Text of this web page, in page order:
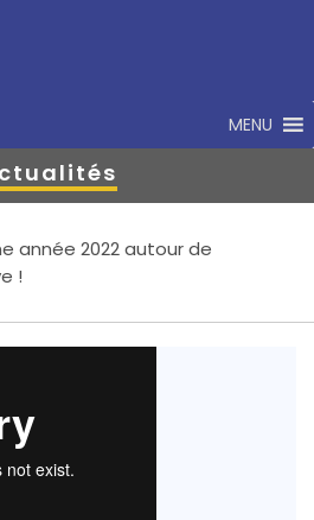
MENU
année 2022 autour de
!